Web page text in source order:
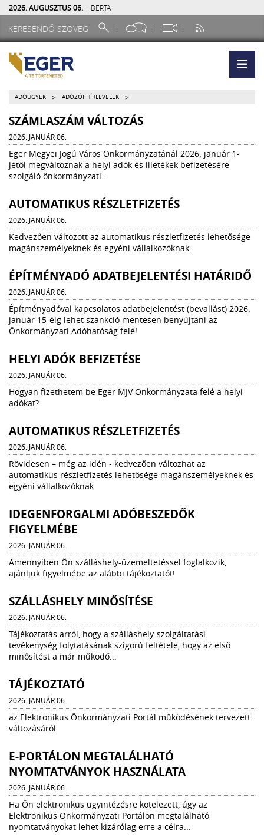
2026. AUGUSZTUS 06. | BERTA
ADÓÜGYEK > ADÓZÓI HÍRLEVELEK >
SZÁMLASZÁM VÁLTOZÁS
2026. JANUÁR 06.
Eger Megyei Jogú Város Önkormányzatánál 2026. január 1-
jétől megváltoznak a helyi adók és illetékek befizetésére
szolgáló önkormányzati...
AUTOMATIKUS RÉSZLETFIZETÉS
2026. JANUÁR 06.
Kedvezően változott az automatikus részletfizetés lehetősége
magánszemélyeknek és egyéni vállalkozóknak
ÉPÍTMÉNYADÓ ADATBEJELENTÉSI HATÁRIDŐ
2026. JANUÁR 06.
Építményadóval kapcsolatos adatbejelentést (bevallást) 2026.
január 15-éig lehet szankció mentesen benyújtani az
Önkormányzati Adóhatóság felé!
HELYI ADÓK BEFIZETÉSE
2026. JANUÁR 06.
Hogyan fizethetem be Eger MJV Önkormányzata felé a helyi
adókat?
AUTOMATIKUS RÉSZLETFIZETÉS
2026. JANUÁR 06.
Rövidesen – még az idén - kedvezően változhat az
automatikus részletfizetés lehetősége magánszemélyeknek és
egyéni vállalkozóknak
IDEGENFORGALMI ADÓBESZEDŐK
FIGYELMÉBE
2026. JANUÁR 06.
Amennyiben Ön szálláshely-üzemeltetéssel foglalkozik,
ajánljuk figyelmébe az alábbi tájékoztatót!
SZÁLLÁSHELY MINŐSÍTÉSE
2026. JANUÁR 06.
Tájékoztatás arról, hogy a szálláshely-szolgáltatási
tevékenység folytatásának szigorú feltétele, hogy az első
minősítést a már működő...
TÁJÉKOZTATÓ
2026. JANUÁR 06.
az Elektronikus Önkormányzati Portál működésének tervezett
változásáról
E-PORTÁLON MEGTALÁLHATÓ
NYOMTATVÁNYOK HASZNÁLATA
2026. JANUÁR 06.
Ha Ön elektronikus ügyintézésre kötelezett, úgy az
Elektronikus Önkormányzati Portálon megtalálható
nyomtatványokat lehet kizárólag erre a célra...